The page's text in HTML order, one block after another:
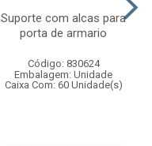
Suporte com alcas para
porta de armario
Código: 830624
Embalagem: Unidade
Caixa Com: 60 Unidade(s)